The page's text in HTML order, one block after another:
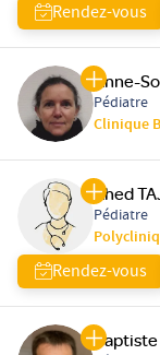
Rendez-vous
Anne-
Pédiatre
Clinique
Ahed
Pédiatre
Rendez-vous
Baptiste